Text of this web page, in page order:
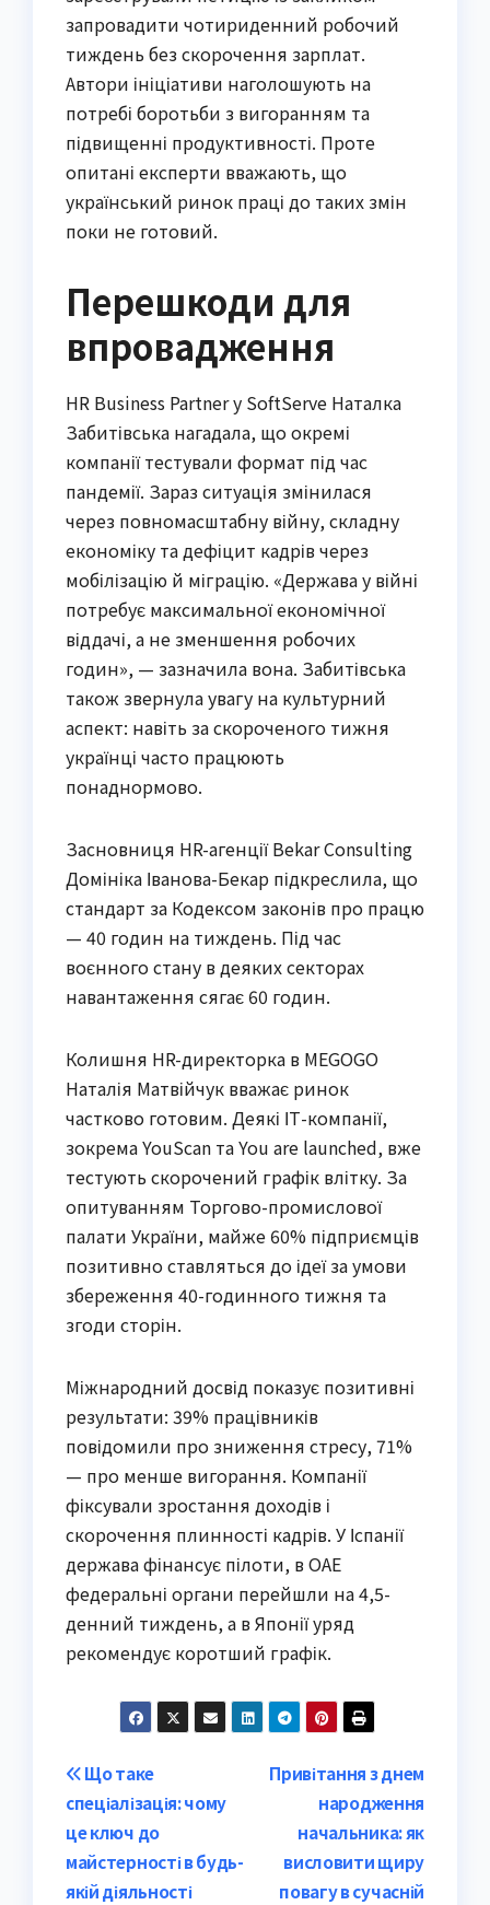
запровадити чотириденний робочий
тиждень без скорочення зарплат.
Автори ініціативи наголошують на
потребі боротьби з вигоранням та
підвищенні продуктивності. Проте
опитані експерти вважають, що
український ринок праці до таких змін
поки не готовий.
Перешкоди для
впровадження
HR Business Partner у SoftServe Наталка
Забитівська нагадала, що окремі
компанії тестували формат під час
пандемії. Зараз ситуація змінилася
через повномасштабну війну, складну
економіку та дефіцит кадрів через
мобілізацію й міграцію. «Держава у війні
потребує максимальної економічної
віддачі, а не зменшення робочих
годин», — зазначила вона. Забитівська
також звернула увагу на культурний
аспект: навіть за скороченого тижня
українці часто працюють
понаднормово.
Засновниця HR-агенції Bekar Consulting
Домініка Іванова-Бекар підкреслила, що
стандарт за Кодексом законів про працю
— 40 годин на тиждень. Під час
воєнного стану в деяких секторах
навантаження сягає 60 годин.
Колишня HR-директорка в MEGOGO
Наталія Матвійчук вважає ринок
частково готовим. Деякі ІТ-компанії,
зокрема YouScan та You are launched, вже
тестують скорочений графік влітку. За
опитуванням Торгово-промислової
палати України, майже 60% підприємців
позитивно ставляться до ідеї за умови
збереження 40-годинного тижня та
згоди сторін.
Міжнародний досвід показує позитивні
результати: 39% працівників
повідомили про зниження стресу, 71%
— про менше вигорання. Компанії
фіксували зростання доходів і
скорочення плинності кадрів. У Іспанії
держава фінансує пілоти, в ОАЕ
федеральні органи перейшли на 4,5-
денний тиждень, а в Японії уряд
рекомендує коротший графік.
Post
navigation
Привітання з днем
народження
начальника: як
висловити щиру
повагу в сучасній
Що таке
спеціалізація: чому
це ключ до
майстерності в будь-
якій діяльності